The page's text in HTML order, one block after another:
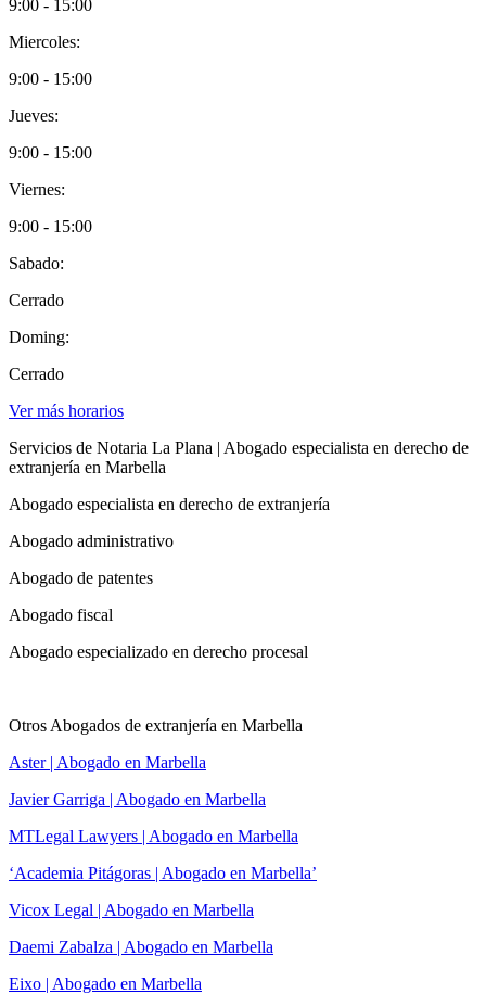
9:00 - 15:00
Miercoles:
9:00 - 15:00
Jueves:
9:00 - 15:00
Viernes:
9:00 - 15:00
Sabado:
Cerrado
Doming:
Cerrado
Ver más horarios
Servicios de Notaria La Plana | Abogado especialista en derecho de
extranjería en Marbella
Abogado especialista en derecho de extranjería
Abogado administrativo
Abogado de patentes
Abogado fiscal
Abogado especializado en derecho procesal
Otros Abogados de extranjería en Marbella
Aster | Abogado en Marbella
Javier Garriga | Abogado en Marbella
MTLegal Lawyers | Abogado en Marbella
‘Academia Pitágoras | Abogado en Marbella’
Vicox Legal | Abogado en Marbella
Daemi Zabalza | Abogado en Marbella
Eixo | Abogado en Marbella